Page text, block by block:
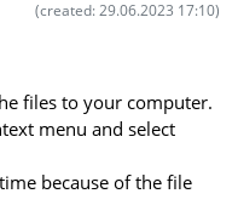
(created: 29.06.2023 17:10)
files to your computer.
menu and select
because of the file